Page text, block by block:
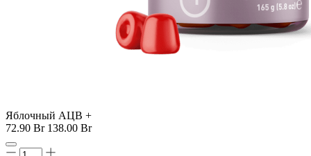
Яблочный AЦВ +
72.90 Br 138.00 Br